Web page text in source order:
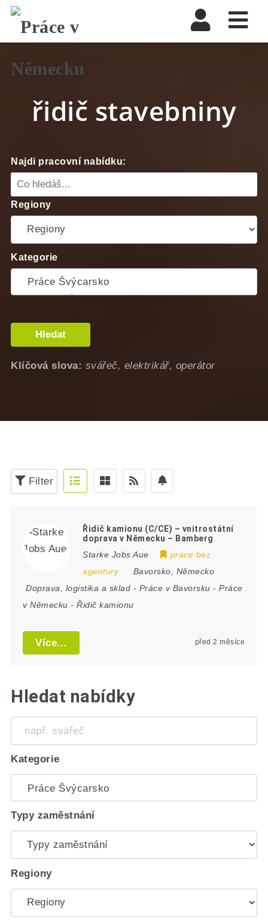
řidič stavebniny
Najdi pracovní nabídku:
Regiony
Kategorie
Hledat
Klíčová slova: svářeč, elektrikář, operátor
Filter
Řidič kamionu (C/CE) – vnitrostátní
doprava v Německu – Bamberg
Starke Jobs Aue
práce bez
agentury
Bavorsko
Německo
Doprava, logistika a sklad - Práce v Bavorsku -Práce
v Německu -Řidič kamionu
Více... před 2 měsíce
Hledat nabídky
svářeč
Kategorie
Typy zaměstnání
Regiony